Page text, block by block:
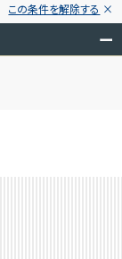
この条件を解除する
ー